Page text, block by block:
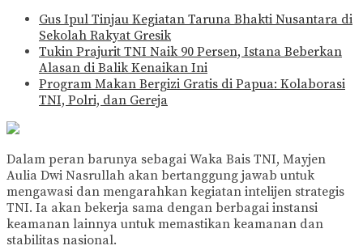
Gus Ipul Tinjau Kegiatan Taruna Bhakti Nusantara di
Sekolah Rakyat Gresik
Tukin Prajurit TNI Naik 90 Persen, Istana Beberkan
Alasan di Balik Kenaikan Ini
Program Makan Bergizi Gratis di Papua: Kolaborasi
TNI, Polri, dan Gereja
Dalam peran barunya sebagai Waka Bais TNI, Mayjen
Aulia Dwi Nasrullah akan bertanggung jawab untuk
mengawasi dan mengarahkan kegiatan intelijen strategis
TNI. Ia akan bekerja sama dengan berbagai instansi
keamanan lainnya untuk memastikan keamanan dan
stabilitas nasional.